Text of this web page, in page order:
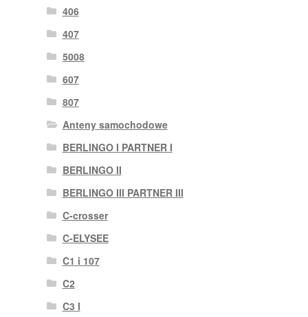
406
407
5008
607
807
Anteny samochodowe
BERLINGO I PARTNER I
BERLINGO II
BERLINGO III PARTNER III
C-crosser
C-ELYSEE
C1 i 107
C2
C3 I